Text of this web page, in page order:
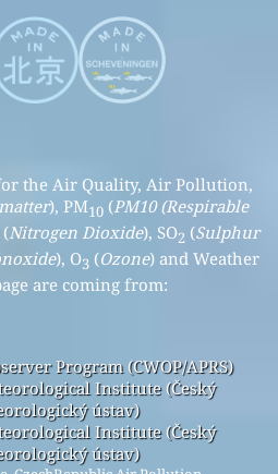
the Air Quality, Air Pollution,
), PM10(PM10 (Respirable
(Nitrogen Dioxide), SO2 (Sulphur
), O3 (Ozone) and Weather
are coming from:
Program (CWOP/APRS)
Institute (Český
ústav)
Institute (Český
ústav)